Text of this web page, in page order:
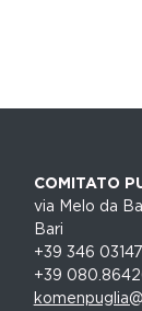
COMITATO
via Melo da
Bari
+39 346
+39